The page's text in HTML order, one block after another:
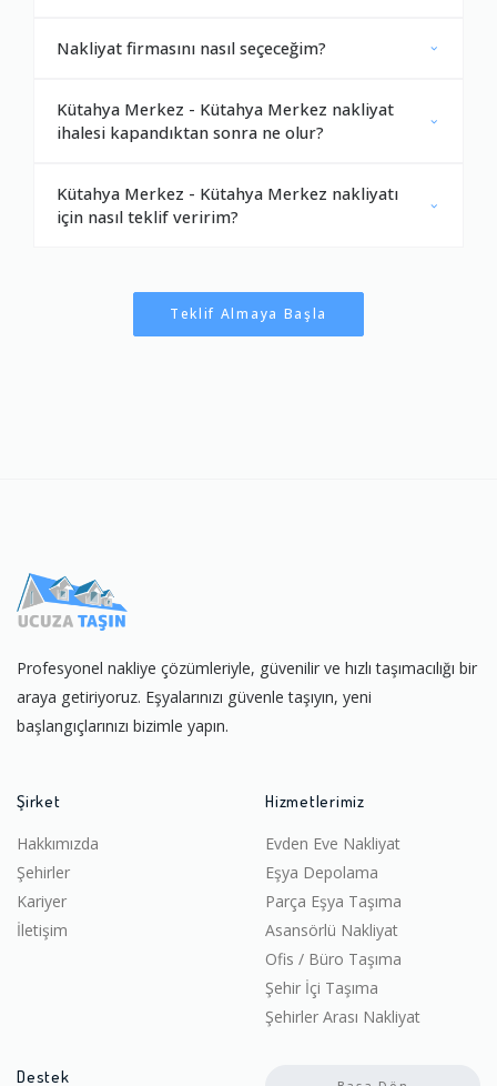
Nakliyat firmasını nasıl seçeceğim?
Kütahya Merkez - Kütahya Merkez nakliyat
ihalesi kapandıktan sonra ne olur?
Kütahya Merkez - Kütahya Merkez nakliyatı
için nasıl teklif veririm?
Teklif Almaya Başla
Profesyonel nakliye çözümleriyle, güvenilir ve hızlı taşımacılığı bir
araya getiriyoruz. Eşyalarınızı güvenle taşıyın, yeni
başlangıçlarınızı bizimle yapın.
Şirket
Hakkımızda
Şehirler
Kariyer
İletişim
Hizmetlerimiz
Evden Eve Nakliyat
Eşya Depolama
Parça Eşya Taşıma
Asansörlü Nakliyat
Ofis / Büro Taşıma
Şehir İçi Taşıma
Şehirler Arası Nakliyat
Destek